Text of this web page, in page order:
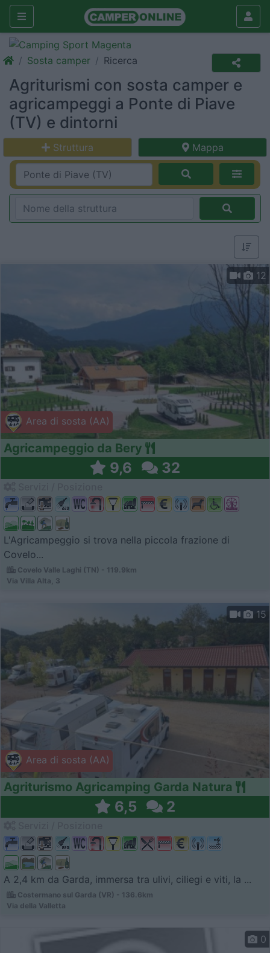
Sosta camper Ricerca
Agriturismi con sosta camper e
agricampeggi a Ponte di Piave
(TV) e dintorni
Struttura Mappa
Area di sosta (AA)
12
Agricampeggio da Bery
9,6 32
L'Agricampeggio si trova nella piccola frazione di
Covelo...
Covelo Valle Laghi (TN) - 119.9km
Via Villa Alta, 3
Area di sosta (AA)
15
Agriturismo Agricamping Garda Natura
6,5 2
A 2,4 km da Garda, immersa tra ulivi, ciliegi e viti, la ...
Costermano sul Garda (VR) - 136.6km
Via della Valletta
0